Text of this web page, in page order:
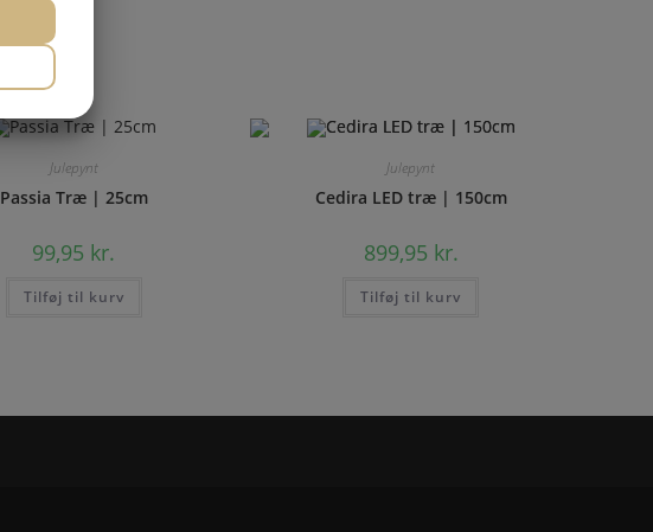
Julepynt
Passia Træ | 25cm
99,95 kr.
Tilføj til kurv
Julepynt
Cedira LED træ | 150cm
899,95 kr.
Tilføj til kurv